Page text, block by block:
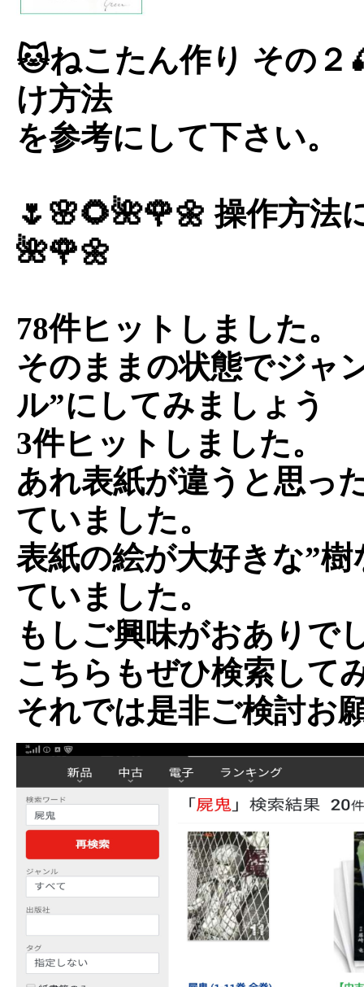
🐱ねこたん作り その２
け方法
を参考にして下さい。
🌷🌸🌻🌺🌹🌼 操作方法
🌺🌹🌼
78件ヒットしました。
そのままの状態でジャ
ル”にしてみましょう
3件ヒットしました。
あれ表紙が違うと思っ
ていました。
表紙の絵が大好きな”
ていました。
もしご興味がおありで
こちらもぜひ検索して
それでは是非ご検討お